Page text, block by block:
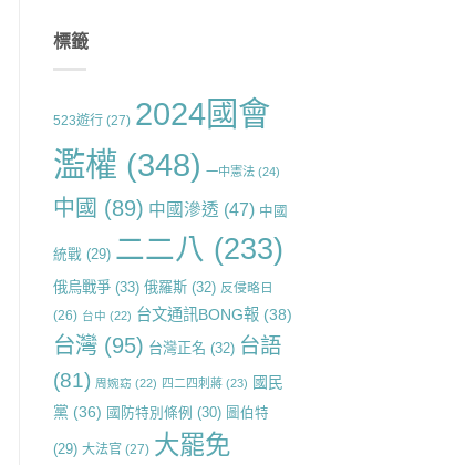
標籤
523遊行(27) 2024國會
濫權 (348) 一中憲法(24)
中國 (89) 中國滲透 (47) 中國
統戰 (29) 二二八 (233)
俄烏戰爭(33) 俄羅斯(32) 反侵略日
(26) 台中 (22) 台文通訊BONG報(38)
台灣(95) 台灣正名 (32) 台語
(81) 周婉窈 (22) 四二四刺蔣(23) 國民
黨 (36) 國防特別條例 (30) 圖伯特
(29) 大法官(27) 大罷免